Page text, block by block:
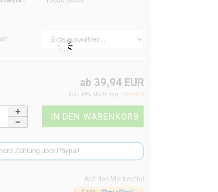
ab 39,94 EUR
inkl. 19% MwSt. zzgl. Versand
Zahlung über Paypal!
Auf den Merkzettel